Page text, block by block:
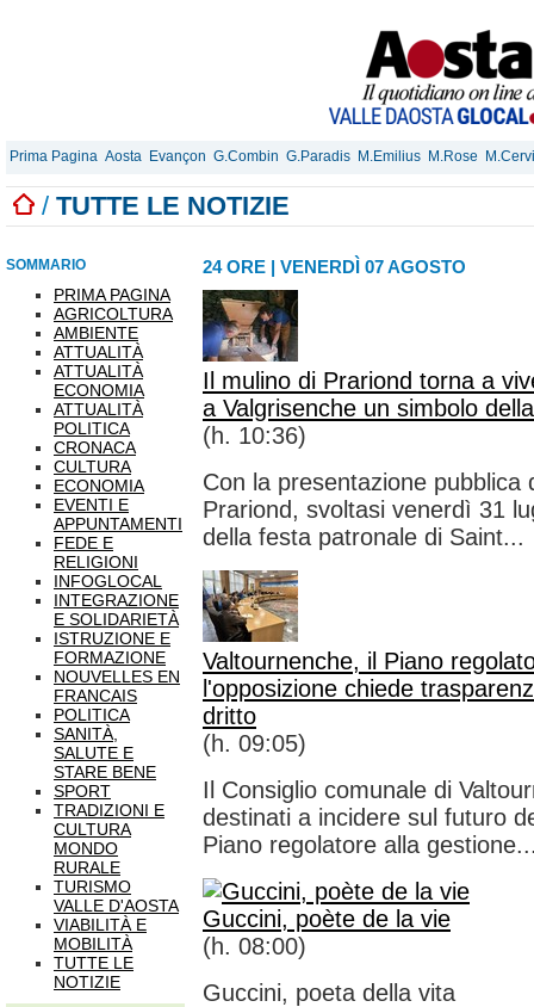
Prima Pagina Aosta Evançon G.Combin G.Paradis M.Emilius M.Rose
/ TUTTE LE NOTIZIE
SOMMARIO
PRIMA PAGINA
AGRICOLTURA
AMBIENTE
ATTUALITÀ
ATTUALITÀ
ECONOMIA
ATTUALITÀ
POLITICA
CRONACA
CULTURA
ECONOMIA
EVENTI E
APPUNTAMENTI
FEDE E
RELIGIONI
INFOGLOCAL
INTEGRAZIONE
E SOLIDARIETÀ
ISTRUZIONE E
FORMAZIONE
NOUVELLES EN
FRANCAIS
POLITICA
SANITÀ,
SALUTE E
STARE BENE
SPORT
TRADIZIONI E
CULTURA
MONDO
RURALE
TURISMO
VALLE D'AOSTA
VIABILITÀ E
MOBILITÀ
TUTTE LE
NOTIZIE
24 ORE | VENERDÌ 07 AGOSTO
Il mulino di Prariond torna a
a Valgrisenche un simbolo
(h. 10:36)
Con la presentazione pubblica
Prariond, svoltasi venerdì 31
della festa patronale di Saint...
Valtournenche, il Piano
l'opposizione chiede
dritto
(h. 09:05)
Il Consiglio comunale di
destinati a incidere sul futuro
Piano regolatore alla
Guccini, poète de la vie
(h. 08:00)
Guccini, poeta della vita